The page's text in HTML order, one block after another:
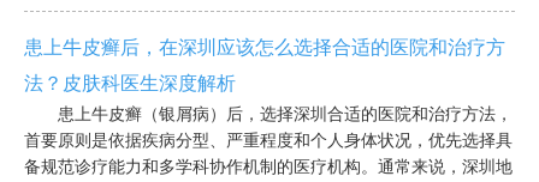
患上牛皮癣后，在深圳应该怎么选择合适的医院和治疗方
法？皮肤科医生深度解析
患上牛皮癣（银屑病）后，选择深圳合适的医院和治疗方法，
首要原则是依据疾病分型、严重程度和个人身体状况，优先选择具
备规范诊疗能力和多学科协作机制的医疗机构。通常来说，深圳地